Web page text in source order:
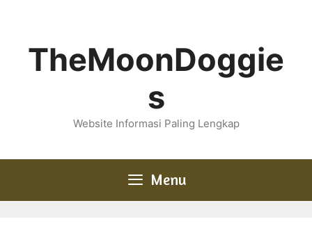
TheMoonDoggie
s
Website Informasi Paling Lengkap
Menu